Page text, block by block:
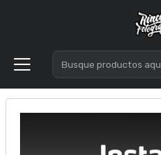
Inicio Estabilizadores
Estabilizador Zhiyun